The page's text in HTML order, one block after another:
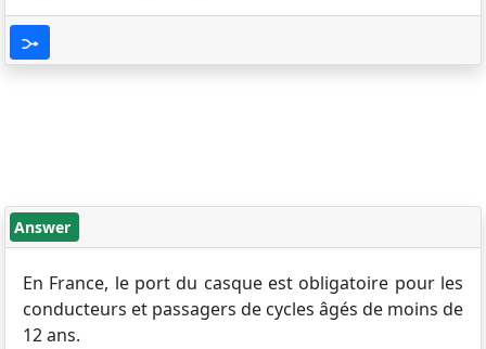
Answer
En France, le port du casque est obligatoire pour les
conducteurs et passagers de cycles âgés de moins de
12 ans.